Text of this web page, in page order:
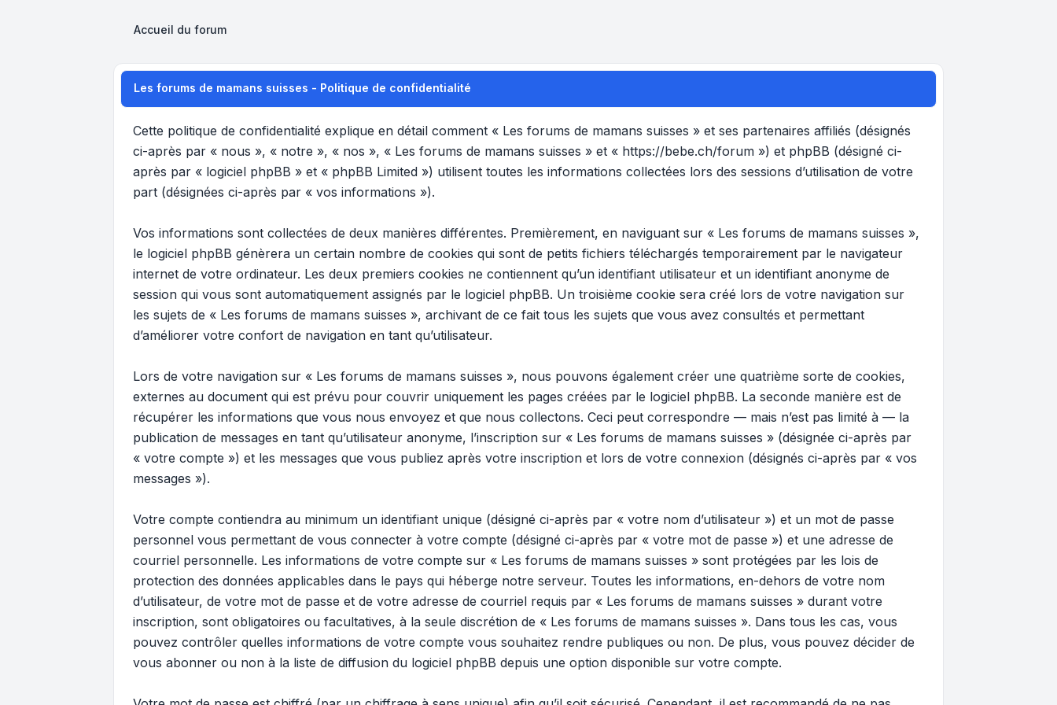
Accueil du forum
Les forums de mamans suisses - Politique de confidentialité
Cette politique de confidentialité explique en détail comment « Les forums de mamans suisses » et ses partenaires affiliés (désignés
ci-après par « nous », « notre », « nos », « Les forums de mamans suisses » et « https://bebe.ch/forum ») et phpBB (désigné ci-
après par « logiciel phpBB » et « phpBB Limited ») utilisent toutes les informations collectées lors des sessions d’utilisation de votre
part (désignées ci-après par « vos informations »).
Vos informations sont collectées de deux manières différentes. Premièrement, en naviguant sur « Les forums de mamans suisses »,
le logiciel phpBB génèrera un certain nombre de cookies qui sont de petits fichiers téléchargés temporairement par le navigateur
internet de votre ordinateur. Les deux premiers cookies ne contiennent qu’un identifiant utilisateur et un identifiant anonyme de
session qui vous sont automatiquement assignés par le logiciel phpBB. Un troisième cookie sera créé lors de votre navigation sur
les sujets de « Les forums de mamans suisses », archivant de ce fait tous les sujets que vous avez consultés et permettant
d’améliorer votre confort de navigation en tant qu’utilisateur.
Lors de votre navigation sur « Les forums de mamans suisses », nous pouvons également créer une quatrième sorte de cookies,
externes au document qui est prévu pour couvrir uniquement les pages créées par le logiciel phpBB. La seconde manière est de
récupérer les informations que vous nous envoyez et que nous collectons. Ceci peut correspondre — mais n’est pas limité à — la
publication de messages en tant qu’utilisateur anonyme, l’inscription sur « Les forums de mamans suisses » (désignée ci-après par
« votre compte ») et les messages que vous publiez après votre inscription et lors de votre connexion (désignés ci-après par « vos
messages »).
Votre compte contiendra au minimum un identifiant unique (désigné ci-après par « votre nom d’utilisateur ») et un mot de passe
personnel vous permettant de vous connecter à votre compte (désigné ci-après par « votre mot de passe ») et une adresse de
courriel personnelle. Les informations de votre compte sur « Les forums de mamans suisses » sont protégées par les lois de
protection des données applicables dans le pays qui héberge notre serveur. Toutes les informations, en-dehors de votre nom
d’utilisateur, de votre mot de passe et de votre adresse de courriel requis par « Les forums de mamans suisses » durant votre
inscription, sont obligatoires ou facultatives, à la seule discrétion de « Les forums de mamans suisses ». Dans tous les cas, vous
pouvez contrôler quelles informations de votre compte vous souhaitez rendre publiques ou non. De plus, vous pouvez décider de
vous abonner ou non à la liste de diffusion du logiciel phpBB depuis une option disponible sur votre compte.